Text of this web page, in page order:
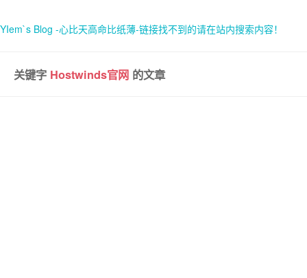
YIem`s Blog -心比天高命比纸薄-链接找不到的请在站内搜索内容！
首页
关键字 Hostwinds官网 的文章